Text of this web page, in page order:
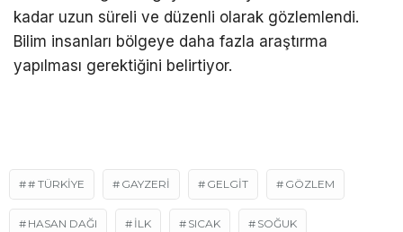
kadar uzun süreli ve düzenli olarak gözlemlendi.
Bilim insanları bölgeye daha fazla araştırma
yapılması gerektiğini belirtiyor.
# TÜRKIYE GAYZERİ GELGİT GÖZLEM
HASAN DAĞI İLK SICAK SOĞUK